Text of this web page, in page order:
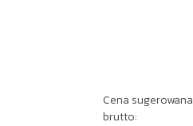
Cena sugerowana
brutto: